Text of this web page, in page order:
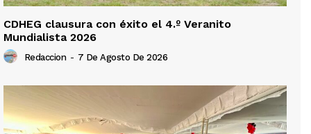
CDHEG clausura con éxito el 4.º Veranito
Mundialista 2026
Redaccion - 7 De Agosto De 2026